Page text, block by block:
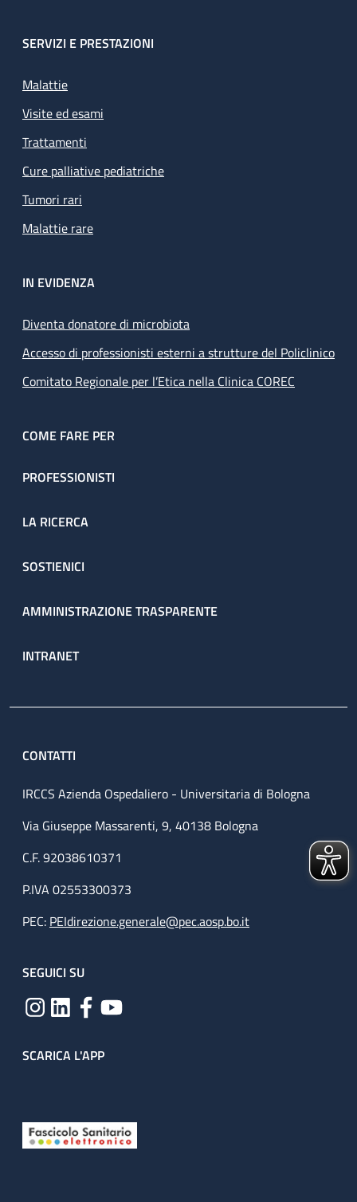
SERVIZI E PRESTAZIONI
Malattie
Visite ed esami
Trattamenti
Cure palliative pediatriche
Tumori rari
Malattie rare
IN EVIDENZA
Diventa donatore di microbiota
Accesso di professionisti esterni a strutture del Policlinico
Comitato Regionale per l’Etica nella Clinica COREC
COME FARE PER
PROFESSIONISTI
LA RICERCA
SOSTIENICI
AMMINISTRAZIONE TRASPARENTE
INTRANET
CONTATTI
IRCCS Azienda Ospedaliero - Universitaria di Bologna
Via Giuseppe Massarenti, 9, 40138 Bologna
C.F. 92038610371
P.IVA 02553300373
PEC: PEIdirezione.generale@pec.aosp.bo.it
SEGUICI SU
SCARICA L'APP